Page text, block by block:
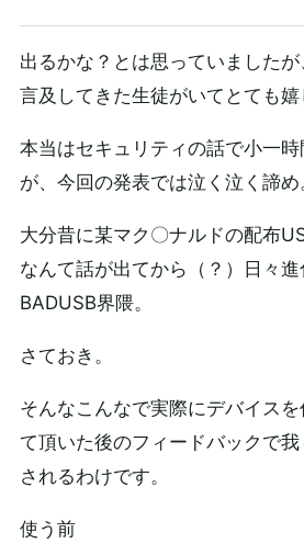
出るかな？とは思っていました
言及してきた生徒がいてとても嬉
本当はセキュリティの話で小一
が、今回の発表では泣く泣く諦め
大分昔に某マク〇ナルドの配布
なんて話が出てから（？）日々
BADUSB界隈。
さておき。
そんなこんなで実際にデバイス
て頂いた後のフィードバックで
されるわけです。
使う前